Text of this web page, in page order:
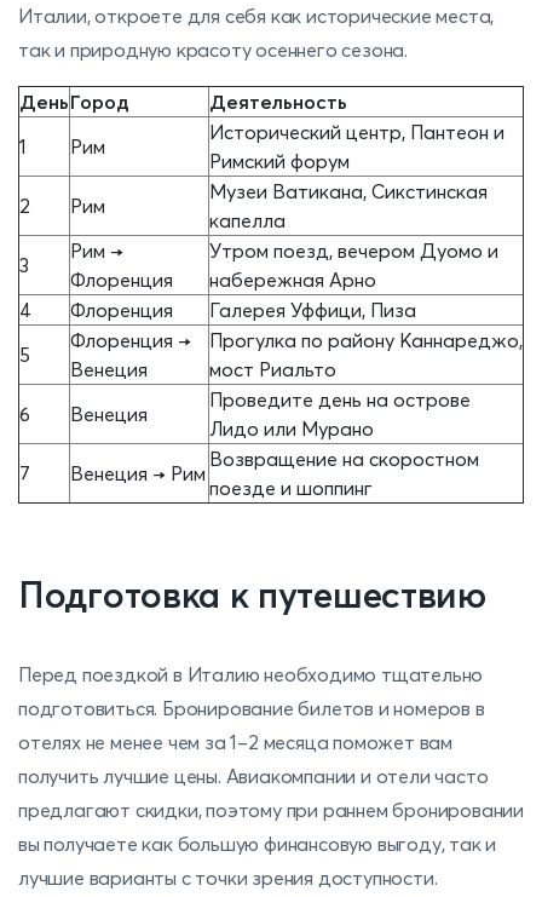
Италии, откроете для себя как исторические места,
так и природную красоту осеннего сезона.
ДеньГород
Деятельность
1
Рим
Исторический центр, Пантеон и
Римский форум
2
Рим
Музеи Ватикана, Сикстинская
капелла
3
Рим →
Флоренция
Утром поезд, вечером Дуомо и
набережная Арно
4
Флоренция
Галерея Уффици, Пиза
5
Флоренция →
Венеция
Прогулка по району Каннареджо,
мост Риальто
6
Венеция
Проведите день на острове
Лидо или Мурано
7
Венеция → Рим
Возвращение на скоростном
поезде и шоппинг
Подготовка к путешествию
Перед поездкой в ​​Италию необходимо тщательно
подготовиться. Бронирование билетов и номеров в
отелях не менее чем за 1–2 месяца поможет вам
получить лучшие цены. Авиакомпании и отели часто
предлагают скидки, поэтому при раннем бронировании
вы получаете как большую финансовую выгоду, так и
лучшие варианты с точки зрения доступности.